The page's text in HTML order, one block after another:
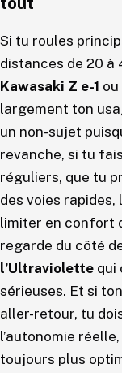
Si tu roules
distances de 20 à
Kawasaki Z e-1 ou
largement ton
un non-sujet
revanche, si tu
réguliers, que tu
des voies rapides,
limiter en confort
regarde du côté
l’Ultraviolette qui
sérieuses. Et si
aller-retour, tu
l’autonomie
toujours plus